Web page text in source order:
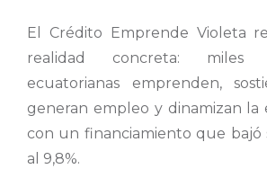
El Crédito Emprende Violeta
realidad concreta: miles
ecuatorianas emprenden,
generan empleo y dinamizan la
con un financiamiento que bajó
al 9,8%.